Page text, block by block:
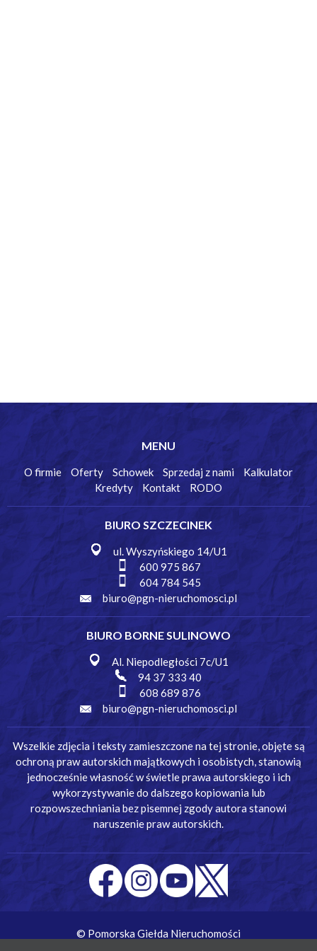
MENU
O firmie Oferty Schowek Sprzedaj z nami
Kalkulator
Kredyty
Kontakt RODO
BIURO SZCZECINEK
ul. Wyszyńskiego 14/U1
600 975 867
604 784 545
biuro@pgn-nieruchomosci.pl
BIURO BORNE SULINOWO
Al. Niepodległości 7c/U1
94 37 333 40
608 689 876
biuro@pgn-nieruchomosci.pl
Wszelkie zdjęcia i teksty zamieszczone na tej stronie, objęte są
ochroną praw autorskich majątkowych i osobistych, stanowią
jednocześnie własność w świetle prawa autorskiego i ich
wykorzystywanie do dalszego kopiowania lub
rozpowszechniania bez pisemnej zgody autora stanowi
naruszenie praw autorskich.
© Pomorska Giełda Nieruchomości